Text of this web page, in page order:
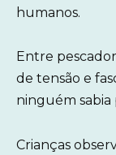
humanos.
Entre
de tensão e
ninguém
Crianças